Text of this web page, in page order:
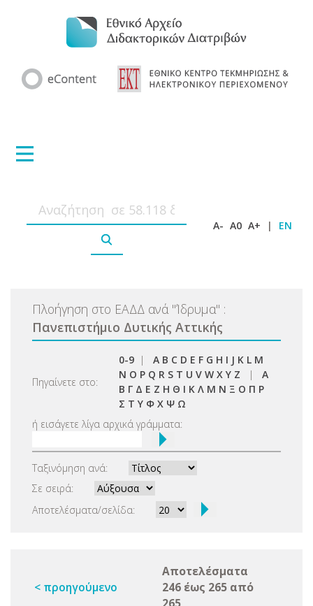
A- A0 A+ | EN
Πλοήγηση στο ΕΑΔΔ ανά "Ίδρυμα" :
Πανεπιστήμιο Δυτικής Αττικής
Πηγαίνετε στο:
0-9 | A B C D E F G H I J K L M
N O P Q R S T U V W X Y Z | Α
Β Γ Δ Ε Ζ Η Θ Ι Κ Λ Μ Ν Ξ Ο Π Ρ
Σ Τ Υ Φ Χ Ψ Ω
ή εισάγετε λίγα αρχικά γράμματα:
Ταξινόμηση ανά:
Σε σειρά:
Αποτελέσματα/σελίδα:
< προηγούμενο
Αποτελέσματα
246 έως 265 από